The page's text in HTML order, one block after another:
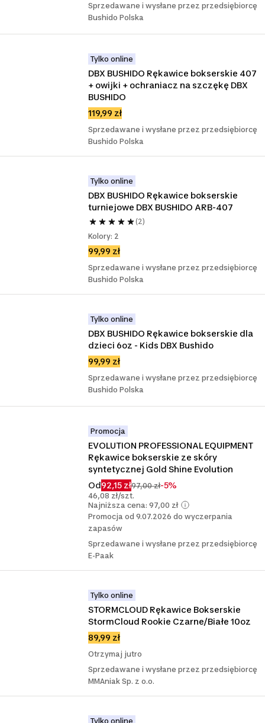
Sprzedawane i wysłane przez przedsiębiorcę
Bushido Polska
Tylko online
DBX BUSHIDO Rękawice bokserskie 407
+ owijki + ochraniacz na szczękę DBX
BUSHIDO
119,99 zł
Sprzedawane i wysłane przez przedsiębiorcę
Bushido Polska
Tylko online
DBX BUSHIDO Rękawice bokserskie
turniejowe DBX BUSHIDO ARB-407
(2)
Kolory: 2
99,99 zł
Sprzedawane i wysłane przez przedsiębiorcę
Bushido Polska
Tylko online
DBX BUSHIDO Rękawice bokserskie dla
dzieci 6oz - Kids DBX Bushido
99,99 zł
Sprzedawane i wysłane przez przedsiębiorcę
Bushido Polska
Promocja
EVOLUTION PROFESSIONAL EQUIPMENT
Rękawice bokserskie ze skóry
syntetycznej Gold Shine Evolution
Od92,15 zł97,00 zł-5%
46,08 zł/szt.
Najniższa cena: 97,00 zł
Promocja od 9.07.2026 do wyczerpania
zapasów
Sprzedawane i wysłane przez przedsiębiorcę
E-Paak
Tylko online
STORMCLOUD Rękawice Bokserskie
StormCloud Rookie Czarne/Białe 10oz
89,99 zł
Otrzymaj jutro
Sprzedawane i wysłane przez przedsiębiorcę
MMAniak Sp. z o.o.
Tylko online